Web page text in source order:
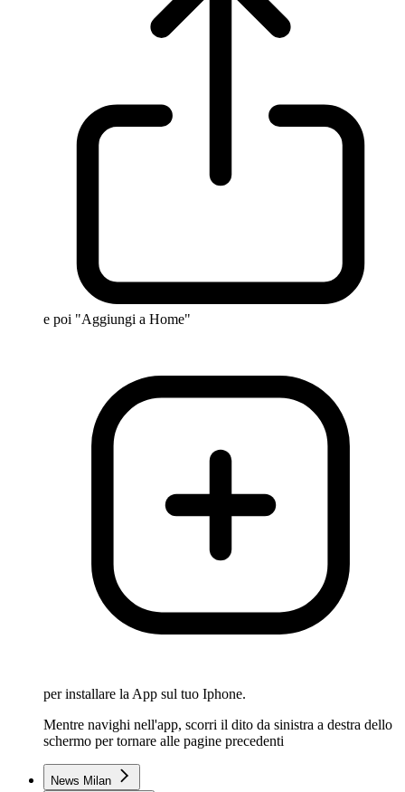
e poi "Aggiungi a Home"
per installare la App sul tuo Iphone.
Mentre navighi nell'app, scorri il dito da sinistra a destra dello
schermo per tornare alle pagine precedenti
News Milan